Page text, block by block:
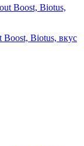
Biotus, вкус